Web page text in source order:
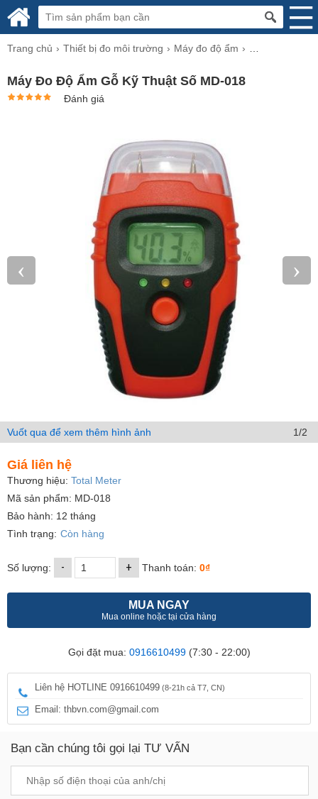
Trang chủ Thiết bị đo môi trường Máy đo độ ẩm
Máy Đo Độ Ẩm Gỗ Kỹ Thuật Số MD-018
Đánh giá
‹ ›
Vuốt qua để xem thêm hình ảnh 1/2
Giá liên hệ
Thương hiệu: Total Meter
Mã sản phẩm: MD-018
Bảo hành: 12 tháng
Tình trạng: Còn hàng
Số lượng: - + Thanh toán: 0₫
MUA NGAY
Mua online hoặc tại cửa hàng
Gọi đặt mua: 0916610499(7:30 - 22:00)
Liên hệ HOTLINE 0916610499 (8-21h cả T7, CN)
Email: thbvn.com@gmail.com
Bạn cần chúng tôi gọi lại TƯ VẤN